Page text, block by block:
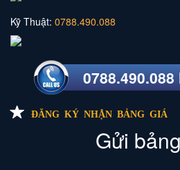
Kỹ Thuật: 0788.490.088
ĐĂNG KÝ NHẬN BẢNG GIÁ
Gửi